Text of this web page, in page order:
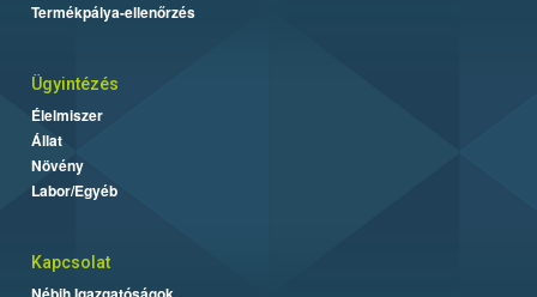
Termékpálya-ellenőrzés
Ügyintézés
Élelmiszer
Állat
Növény
Labor/Egyéb
Kapcsolat